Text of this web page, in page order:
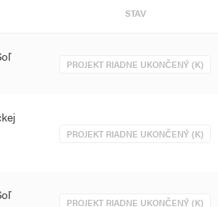
STAV
PROJEKT RIADNE UKONČENÝ (K)
PROJEKT RIADNE UKONČENÝ (K)
PROJEKT RIADNE UKONČENÝ (K)